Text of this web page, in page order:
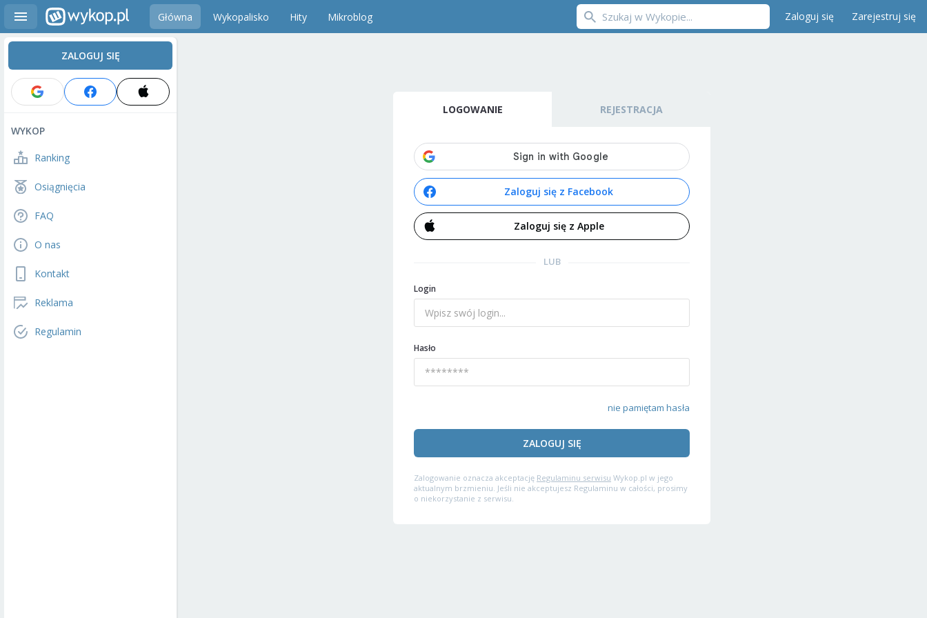
Główna Wykopalisko Hity Mikroblog Zaloguj się Zarejestruj się
ZALOGUJ SIĘ
WYKOP
Ranking
Osiągnięcia
FAQ
O nas
Kontakt
Reklama
Regulamin
LOGOWANIE REJESTRACJA
Zaloguj się z Facebook
Zaloguj się z Apple
LUB
Login
Hasło
nie pamiętam hasła
ZALOGUJ SIĘ
Zalogowanie oznacza akceptację Regulaminu serwisu Wykop.pl w jego
aktualnym brzmieniu. Jeśli nie akceptujesz Regulaminu w całości, prosimy
o niekorzystanie z serwisu.